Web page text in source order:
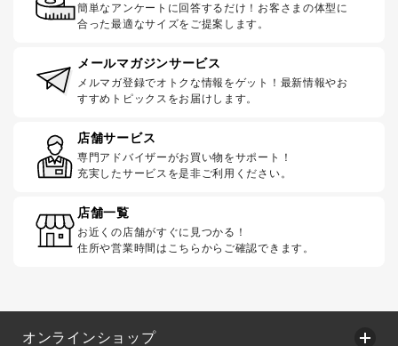
簡単なアンケートに回答するだけ！お客さまの体型に
合った最適なサイズをご提案します。
メールマガジンサービス
メルマガ登録でオトクな情報をゲット！最新情報やお
すすめトピックスをお届けします。
店舗サービス
専門アドバイザーがお買い物をサポート！
充実したサービスを是非ご利用ください。
店舗一覧
お近くの店舗がすぐに見つかる！
住所や営業時間はこちらからご確認できます。
オンラインショップ